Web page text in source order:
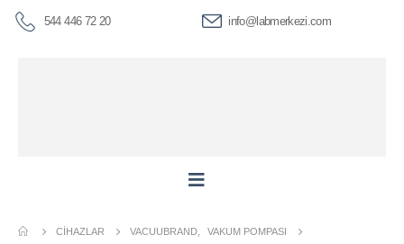
544 446 72 20 info@labmerkezi.com
CIHAZLAR VACUUBRAND
VAKUM POMPASI